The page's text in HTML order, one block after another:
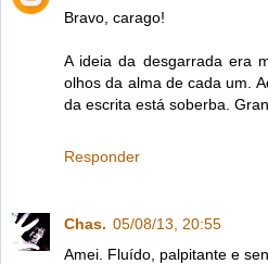
Bravo, carago!
A ideia da desgarrada era
olhos da alma de cada um.
da escrita está soberba.
Responder
Chas. 05/08/13, 20:55
Amei. Fluído, palpitante e